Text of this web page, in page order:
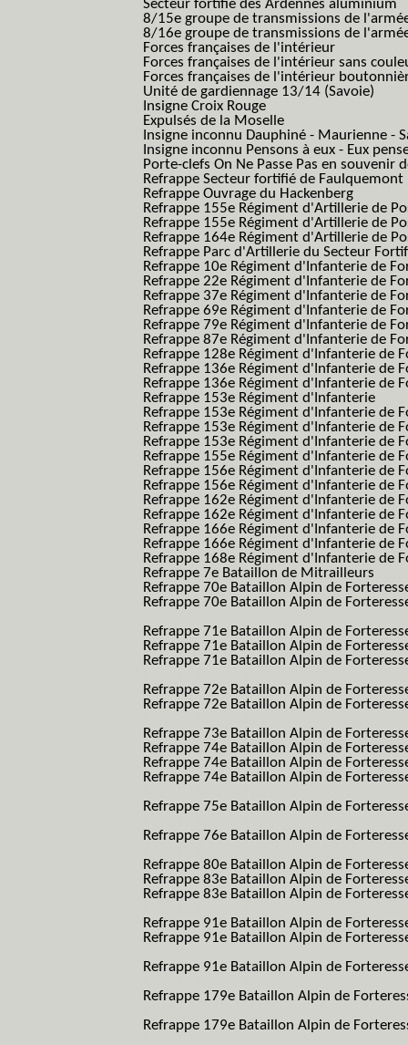
Secteur fortifié des Ardennes aluminium
8/15e groupe de transmissions de
8/16e groupe de transmissions de
Forces françaises de l'intérieur
Forces françaises de l'intérieur sans
Forces françaises de l'intérieur
Unité de gardiennage 13/14 (Savoie)
Insigne Croix Rouge
Expulsés de la Moselle
Insigne inconnu Dauphiné - Maurienne -
Insigne inconnu Pensons à eux - Eux
Porte-clefs On Ne Passe Pas en souvenir
Refrappe Secteur fortifié de Faulquemont
Refrappe Ouvrage du Hackenberg
Refrappe 155e Régiment d'Artillerie de
Refrappe 155e Régiment d'Artillerie de
Refrappe 164e Régiment d'Artillerie de
Refrappe Parc d'Artillerie du Secteur
Refrappe 10e Régiment d'Infanterie de
Refrappe 22e Régiment d'Infanterie de
Refrappe 37e Régiment d'Infanterie de
Refrappe 69e Régiment d'Infanterie de
Refrappe 79e Régiment d'Infanterie de
Refrappe 87e Régiment d'Infanterie de
Refrappe 128e Régiment d'Infanterie de
Refrappe 136e Régiment d'Infanterie de
Refrappe 136e Régiment d'Infanterie de
Refrappe 153e Régiment d'Infanterie
Refrappe 153e Régiment d'Infanterie de
Refrappe 153e Régiment d'Infanterie de
Refrappe 153e Régiment d'Infanterie de
Refrappe 155e Régiment d'Infanterie de
Refrappe 156e Régiment d'Infanterie de
Refrappe 156e Régiment d'Infanterie de
Refrappe 162e Régiment d'Infanterie de
Refrappe 162e Régiment d'Infanterie de
Refrappe 166e Régiment d'Infanterie de
Refrappe 166e Régiment d'Infanterie de
Refrappe 168e Régiment d'Infanterie de
Refrappe 7e Bataillon de Mitrailleurs
Refrappe 70e Bataillon Alpin de
Refrappe 70e Bataillon Alpin de
Refrappe 71e Bataillon Alpin de
Refrappe 71e Bataillon Alpin de
Refrappe 71e Bataillon Alpin de
Refrappe 72e Bataillon Alpin de
Refrappe 72e Bataillon Alpin de
Refrappe 73e Bataillon Alpin de
Refrappe 74e Bataillon Alpin de
Refrappe 74e Bataillon Alpin de
Refrappe 74e Bataillon Alpin de
Refrappe 75e Bataillon Alpin de
Refrappe 76e Bataillon Alpin de
Refrappe 80e Bataillon Alpin de
Refrappe 83e Bataillon Alpin de
Refrappe 83e Bataillon Alpin de
Refrappe 91e Bataillon Alpin de
Refrappe 91e Bataillon Alpin de
Refrappe 91e Bataillon Alpin de
Refrappe 179e Bataillon Alpin de
Refrappe 179e Bataillon Alpin de